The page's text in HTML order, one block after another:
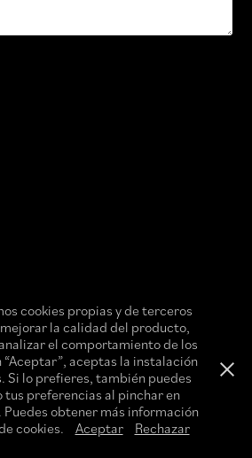
cookies propias y de terceros
la calidad del producto,
el comportamiento de los
“Aceptar”, aceptas la instalación
Si lo prefieres, también puedes
preferencias al pinchar en
Puedes obtener más información
cookies.
Aceptar Rechazar